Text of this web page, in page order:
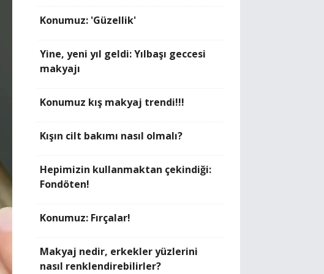
Konumuz: 'Güzellik'
Yine, yeni yıl geldi: Yılbaşı geccesi
makyajı
Konumuz kış makyaj trendi!!!
Kışın cilt bakımı nasıl olmalı?
Hepimizin kullanmaktan çekindiği:
Fondöten!
Konumuz: Fırçalar!
Makyaj nedir, erkekler yüzlerini
nasıl renklendirebilirler?